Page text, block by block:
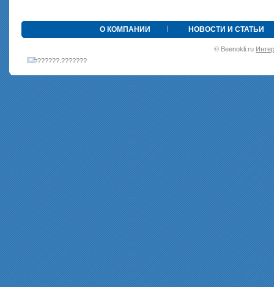
О КОМПАНИИ НОВОСТИ И СТАТЬИ
© Beenokli.ru
•